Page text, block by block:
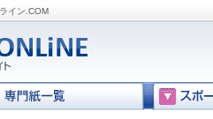
イン.COM